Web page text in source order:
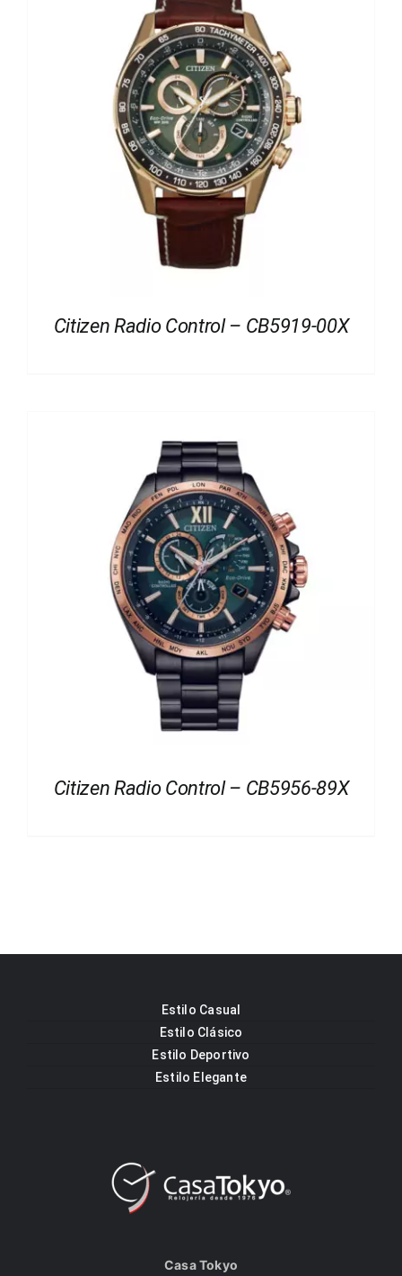
Citizen Radio Control – CB5919-00X
Citizen Radio Control – CB5956-89X
Estilo Casual
Estilo Clásico
Estilo Deportivo
Estilo Elegante
Casa Tokyo